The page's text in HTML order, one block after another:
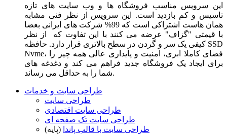
این سرویس مناسب فروشگاه ها و وب سایت های تازه
تاسیس و کم بازدید است. این سرویس از نظر فنی مشابه
همان هاست اشتراکی است که 99% شرکت های ایرانی بعضا
با قیمتی "گزاف" عرضه می کنند با این تفاوت که از نظر
کیفی یک سر و گردن در سطح بالاتری قرار دارد. حافظه SSD
Nvme، فضای کاملا ابری، امنیت و پایداری عالی همه چیز را
برای ایجاد یک فروشگاه جدید فراهم می کند و دغدغه های
شما را به حداقل می رساند.
طراحی سایت و خدمات
طراحی سایت
طراحی سایت اقتصادی
طراحی سایت تک صفحه ای
طراحی سایت با قالب پاندا (پایه)